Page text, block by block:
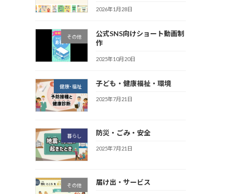
2026年1月28日
その他
公式SNS向けショート動画制
作
2025年10月20日
健康･福祉 子ども・健康福祉・環境
2025年7月21日
暮らし 防災・ごみ・安全
2025年7月21日
その他 届け出・サービス